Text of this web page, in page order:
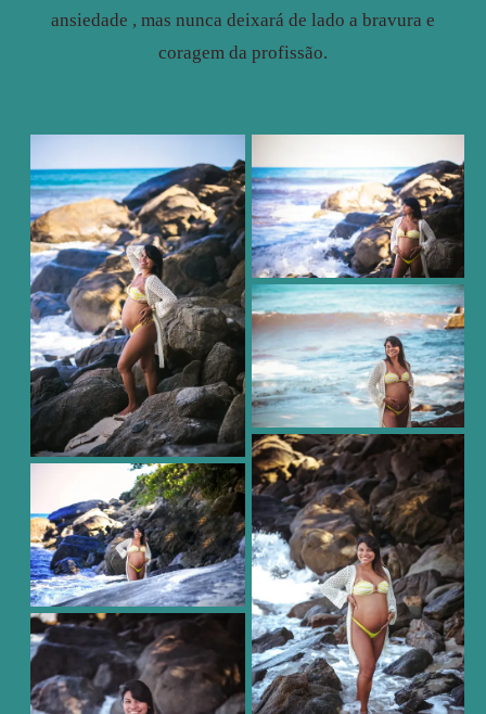
ansiedade , mas nunca deixará de lado a bravura e
coragem da profissão.